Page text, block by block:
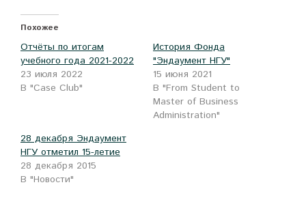
(Открывается
в
окне) в
новом
окне)
окне)
Похожее
Отчёты по итогам
учебного года 2021-2022
23 июля 2022
В "Case Club"
История Фонда
"Эндаумент НГУ"
15 июня 2021
В "From Student to
Master of Business
Administration"
28 декабря Эндаумент
НГУ отметил 15-летие
28 декабря 2015
В "Новости"